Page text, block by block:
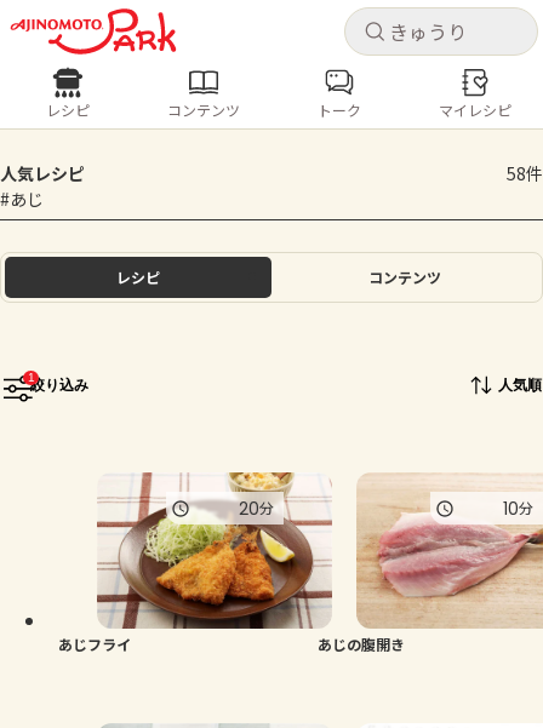
キャ
ログインするとレシピを保存できます
ホーム
トーク
よくあるお問い合わせ
お買い物
キャ
レシピ コンテンツ
人気の食材・レシピ
きゅうり とうもろこし
レシピ コンテンツ トーク マイレシピ
人気レシピ
58件
#あじ
レシピ コンテンツ
1絞り込み 人気順
あじフライ
20分
あじの腹開き
10分